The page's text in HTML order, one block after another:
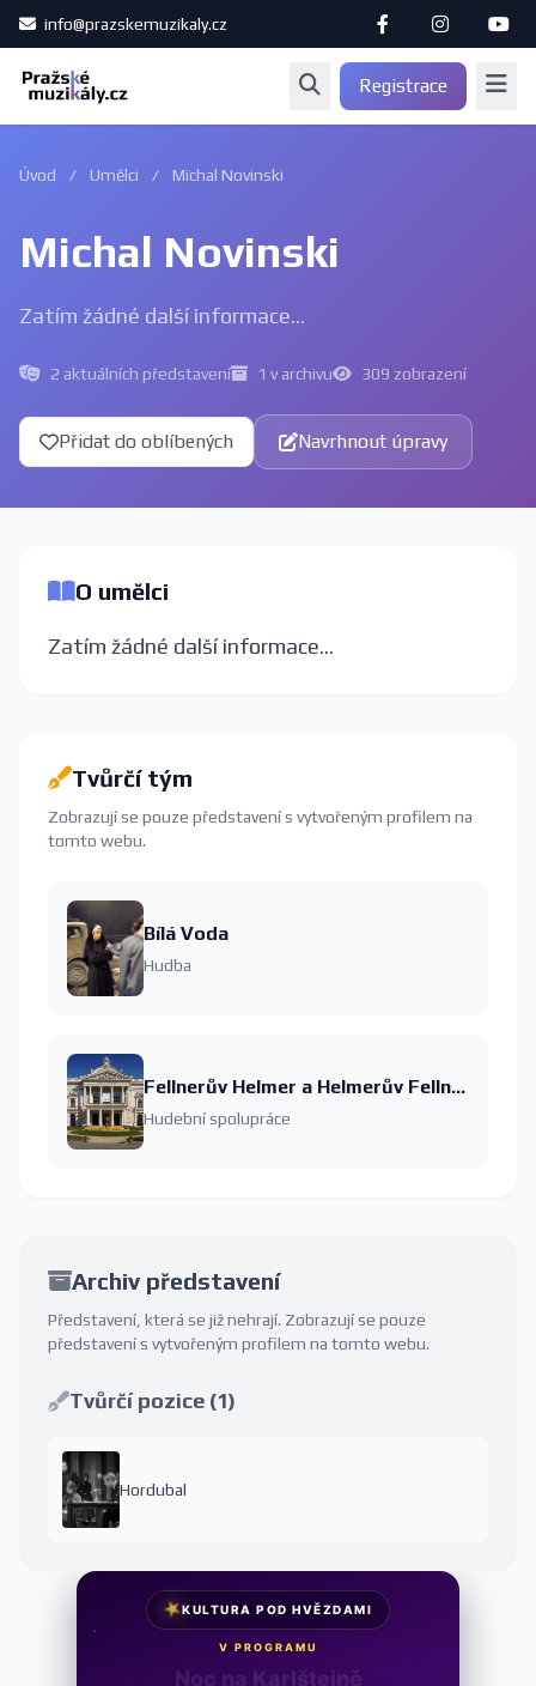
info@prazskemuzikaly.cz
Registrace
Úvod / Umělci / Michal Novinski
Michal Novinski
Zatím žádné další informace...
2 aktuálních představení 1 v archivu 309 zobrazení
Přidat do oblíbených Navrhnout úpravy
O umělci
Zatím žádné další informace...
Tvůrčí tým
Zobrazují se pouze představení s vytvořeným profilem na
tomto webu.
Bílá Voda
Hudba
Fellnerův Helmer a Helmerův Fellner
Hudební spolupráce
Archiv představení
Představení, která se již nehrají. Zobrazují se pouze
představení s vytvořeným profilem na tomto webu.
Tvůrčí pozice (1)
Hordubal
★KULTURA POD HVĚZDAMI
V PROGRAMU
Noc na Karlštejně